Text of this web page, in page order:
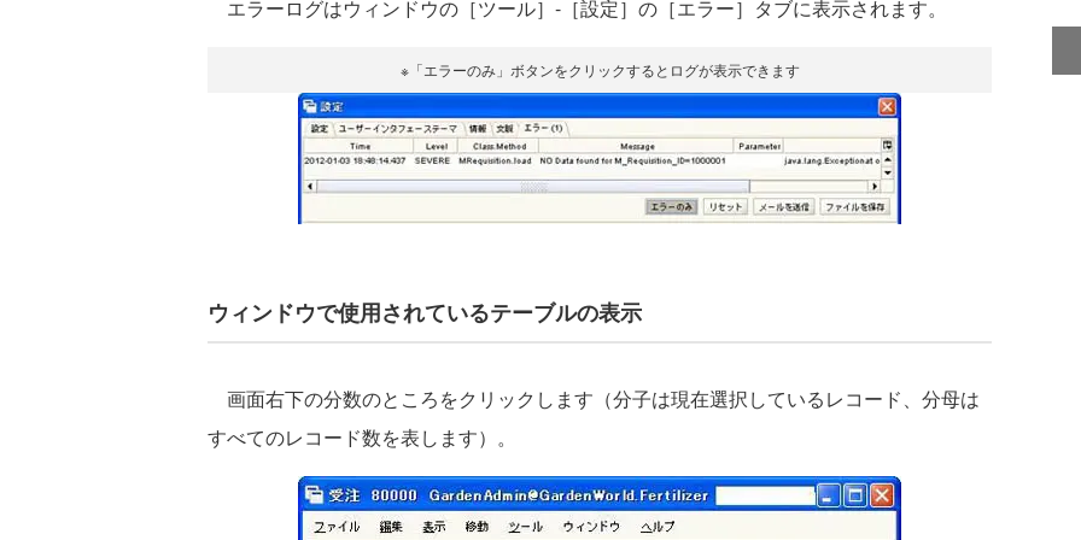
エラーログはウィンドウの［ツール］-［設定］の［エラー］タブに表示されます。
※「エラーのみ」ボタンをクリックするとログが表示できます
ウィンドウで使用されているテーブルの表示
画面右下の分数のところをクリックします（分子は現在選択しているレコード、分母は
すべてのレコード数を表します）。